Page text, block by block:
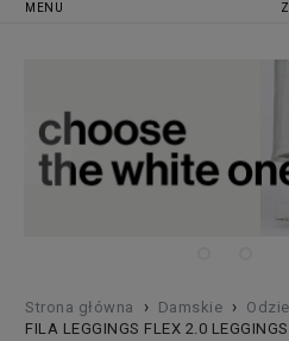
MENU
Strona główna › Damskie ›
FILA LEGGINGS FLEX 2.0 LEGGINGS